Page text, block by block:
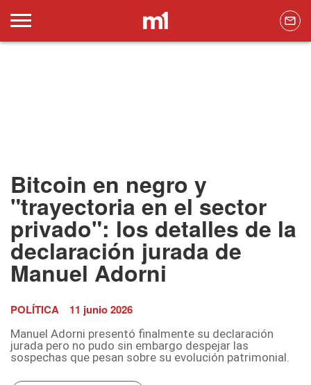
Bitcoin en negro y
"trayectoria en el sector
privado": los detalles de la
declaración jurada de
Manuel Adorni
POLÍTICA 11 junio 2026
Manuel Adorni presentó finalmente su declaración
jurada pero no pudo sin embargo despejar las
sospechas que pesan sobre su evolución patrimonial.